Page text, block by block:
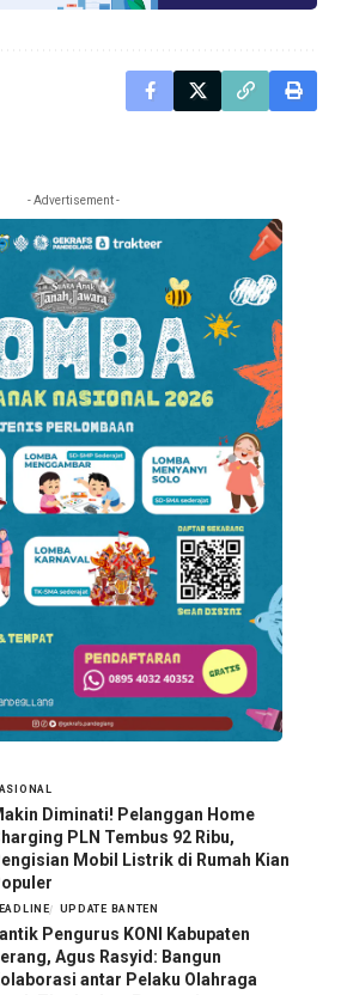
- Advertisement -
Diminati! Pelanggan Home
PLN Tembus 92 Ribu,
Mobil Listrik di Rumah Kian
UPDATE BANTEN
Pengurus KONI Kabupaten
Agus Rasyid: Bangun
antar Pelaku Olahraga